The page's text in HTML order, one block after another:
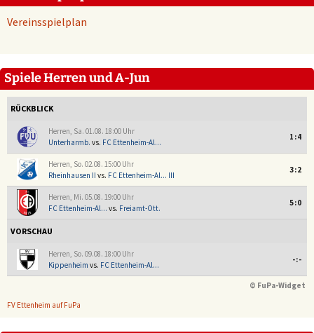
Vereinsspielplan
Spiele Herren und A-Jun
RÜCKBLICK
Herren, Sa. 01.08. 18:00 Uhr
Unterharmb. vs. FC Ettenheim-Al...
1:4
Herren, So. 02.08. 15:00 Uhr
Rheinhausen II vs. FC Ettenheim-Al... III
3:2
Herren, Mi. 05.08. 19:00 Uhr
FC Ettenheim-Al... vs. Freiamt-Ott.
5:0
VORSCHAU
Herren, So. 09.08. 18:00 Uhr
Kippenheim vs. FC Ettenheim-Al...
-:-
© FuPa-Widget
FV Ettenheim auf FuPa